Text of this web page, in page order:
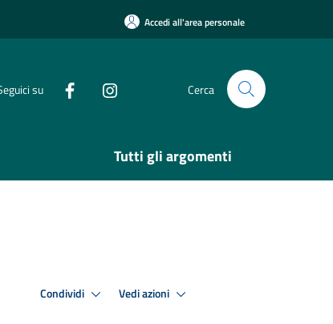
Accedi all'area personale
su Cerca
Tutti gli argomenti
Condividi Vedi azioni